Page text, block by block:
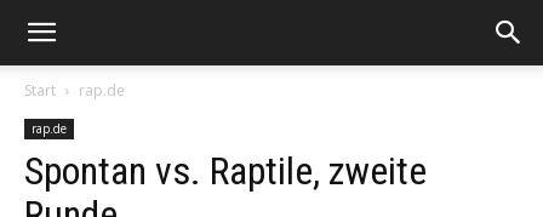
Start rap.de
rap.de
Spontan vs. Raptile, zweite